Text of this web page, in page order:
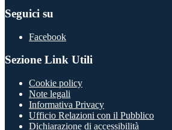
Seguici su
Facebook
Sezione Link Utili
Cookie policy
Note legali
Informativa Privacy
Ufficio Relazioni con il Pubblico
Dichiarazione di accessibilità